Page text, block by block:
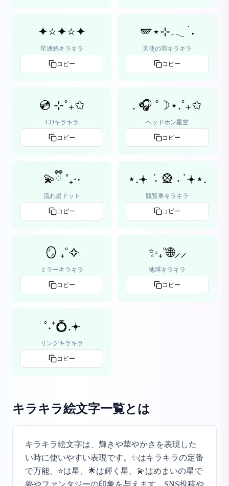
✦⭐✦⭐✦
星連続キラキラ
コピー
🪽⋆⊹𓂃 ࣪ ˖
天使の羽キラキラ
コピー
💿 ⊹˚₊✩
CDキラキラ
コピー
. 🎧 ˚☽⋆.˚₊✩
ヘッドホン星空
コピー
💫ྀི ˚₊·‧
流れ星ドット
コピー
⋆.𖥔 ݁ ˖ 🎡 ˖ ݁ 𖥔⋆.
観覧車キラキラ
コピー
🪞 ₊˚✧
ミラーキラキラ
コピー
✨₊˚🌐⸝⸝
地球キラキラ
コピー
˚˖⁺💍.𖥔
リングキラキラ
コピー
キラキラ絵文字一覧とは
キラキラ絵文字は、輝きや華やかさを表現した
い時に使いやすい表現です。✨はキラキラの定番
で万能、⭐は星、🌟は輝く星、💫はめまいの星で
夢やファンタジーの印象を与えます。SNS投稿や